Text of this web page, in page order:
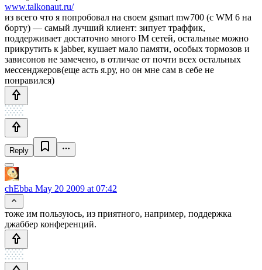
www.talkonaut.ru/
из всего что я попробовал на своем gsmart mw700 (с WM 6 на
борту) — самый лучший клиент: зипует траффик,
поддерживает достаточно много IM сетей, остальные можно
прикрутить к jabber, кушает мало памяти, особых тормозов и
зависонов не замечено, в отличае от почти всех остальных
мессенджеров(еще асть я.ру, но он мне сам в себе не
понравился)
Reply
chEbba May 20 2009 at 07:42
тоже им пользуюсь, из приятного, например, поддержка
джаббер конференций.